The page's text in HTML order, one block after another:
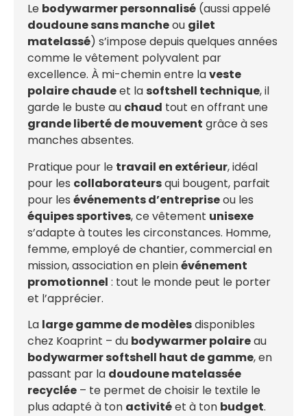
Le bodywarmer personnalisé (aussi appelé
doudoune sans mancheou gilet
matelassé) s’impose depuis quelques années
comme le vêtement polyvalent par
excellence. À mi-chemin entre laveste
polaire chaudeet la softshell technique, il
garde le buste au chaud tout en offrant une
grande liberté de mouvement grâce à ses
manches absentes.
Pratique pour le travail en extérieur, idéal
pour les collaborateursqui bougent, parfait
pour les événements d’entrepriseou les
équipes sportives, ce vêtement unisexe
s’adapte à toutes les circonstances. Homme,
femme, employé de chantier, commercial en
mission, association en pleinévénement
promotionnel : tout le monde peut le porter
et l’apprécier.
La large gamme de modèlesdisponibles
chez Koaprint – du bodywarmer polaireau
bodywarmer softshell haut de gamme, en
passant par la doudoune matelassée
recyclée – te permet de choisir le textile le
plus adapté à ton activitéet à ton budget.